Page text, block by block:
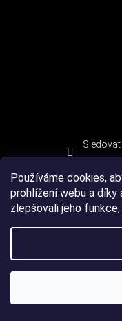
Používáme cookies,
prohlížení webu a díky
zlepšovali jeho